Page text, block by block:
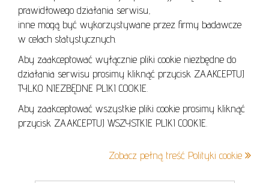
prawidłowego działania serwisu,
inne mogą być wykorzystywane przez firmy badawcze
w celach statystycznych.
Aby zaakceptować wyłącznie pliki cookie niezbędne do
działania serwisu prosimy kliknąć przycisk ZAAKCEPTUJ
TYLKO NIEZBĘDNE PLIKI COOKIE.
Aby zaakceptować wszystkie pliki cookie prosimy kliknąć
przycisk ZAAKCEPTUJ WSZYSTKIE PLIKI COOKIE.
Zobacz pełną treść Polityki cookie
POLITYKA COOKIES
+48 605 240 157